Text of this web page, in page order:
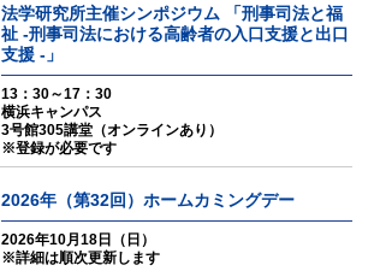
法学研究所主催シンポジウム 「刑事司法と福
祉 -刑事司法における高齢者の入口支援と出口
支援 -」
13：30～17：30
横浜キャンパス
3号館305講堂（オンラインあり）
※登録が必要です
2026年（第32回）ホームカミングデー
2026年10月18日（日）
※詳細は順次更新します